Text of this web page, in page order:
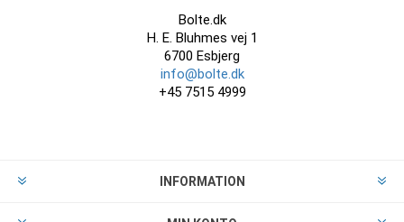
Bolte.dk
H. E. Bluhmes vej 1
6700 Esbjerg
info@bolte.dk
+45 7515 4999
INFORMATION